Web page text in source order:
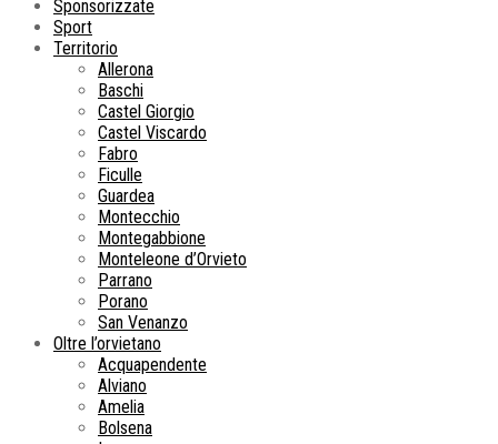
Sponsorizzate
Sport
Territorio
Allerona
Baschi
Castel Giorgio
Castel Viscardo
Fabro
Ficulle
Guardea
Montecchio
Montegabbione
Monteleone d’Orvieto
Parrano
Porano
San Venanzo
Oltre l’orvietano
Acquapendente
Alviano
Amelia
Bolsena